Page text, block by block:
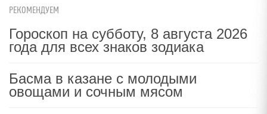
РЕКОМЕНДУЕМ
Гороскоп на субботу, 8 августа 2026
года для всех знаков зодиака
Басма в казане с молодыми
овощами и сочным мясом